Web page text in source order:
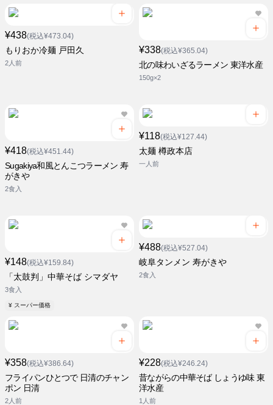
¥438(税込¥473.04)
もりおか冷麺 戸田久
2人前
¥338(税込¥365.04)
北の味わいざるラーメン 東洋水産
150g×2
¥418(税込¥451.44)
Sugakiya和風とんこつラーメン 寿
がきや
2食入
¥118(税込¥127.44)
太麺 樽政本店
一人前
¥148(税込¥159.84)
「太鼓判」中華そば シマダヤ
3食入
¥ スーパー価格
¥488(税込¥527.04)
岐阜タンメン 寿がきや
2食入
¥358(税込¥386.64)
フライパンひとつで 日清のチャン
ポン 日清
2人前
¥228(税込¥246.24)
昔ながらの中華そば しょうゆ味 東
洋水産
1人前